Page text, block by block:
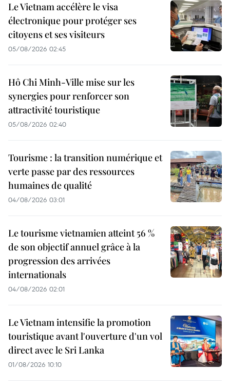
Le Vietnam accélère le visa
électronique pour protéger ses
citoyens et ses visiteurs
05/08/2026 02:45
Hô Chi Minh-Ville mise sur les
synergies pour renforcer son
attractivité touristique
05/08/2026 02:40
Tourisme : la transition numérique et
verte passe par des ressources
humaines de qualité
04/08/2026 03:01
Le tourisme vietnamien atteint 56 %
de son objectif annuel grâce à la
progression des arrivées
internationals
04/08/2026 02:01
Le Vietnam intensifie la promotion
touristique avant l'ouverture d'un vol
direct avec le Sri Lanka
01/08/2026 10:10